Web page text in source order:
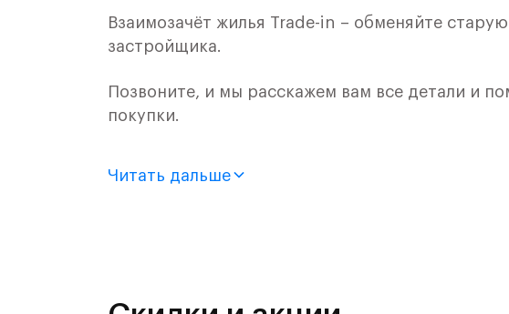
Взаимозачёт жилья Trade-in – обменяйте
застройщика.
Позвоните, и мы расскажем вам все детали и
покупки.
монолитного дома (Корпус 59, Секция 1) в ЖК
и Подушкинским лесами.
Читать дальше